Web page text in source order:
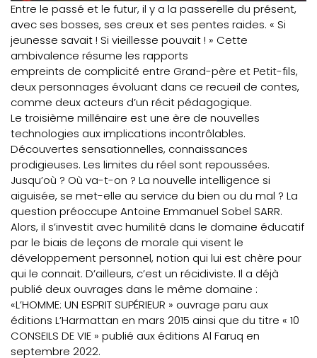
Entre le passé et le futur, il y a la passerelle du présent,
avec ses bosses, ses creux et ses pentes raides. « Si
jeunesse savait ! Si vieillesse pouvait ! » Cette
ambivalence résume les rapports
empreints de complicité entre Grand-père et Petit-fils,
deux personnages évoluant dans ce recueil de contes,
comme deux acteurs d’un récit pédagogique.
Le troisième millénaire est une ère de nouvelles
technologies aux implications incontrôlables.
Découvertes sensationnelles, connaissances
prodigieuses. Les limites du réel sont repoussées.
Jusqu’où ? Où va-t-on ? La nouvelle intelligence si
aiguisée, se met-elle au service du bien ou du mal ? La
question préoccupe Antoine Emmanuel Sobel SARR.
Alors, il s’investit avec humilité dans le domaine éducatif
par le biais de leçons de morale qui visent le
développement personnel, notion qui lui est chère pour
qui le connait. D’ailleurs, c’est un récidiviste. Il a déjà
publié deux ouvrages dans le même domaine :
«L’HOMME: UN ESPRIT SUPÉRIEUR » ouvrage paru aux
éditions L’Harmattan en mars 2015 ainsi que du titre « 10
CONSEILS DE VIE » publié aux éditions Al Faruq en
septembre 2022.